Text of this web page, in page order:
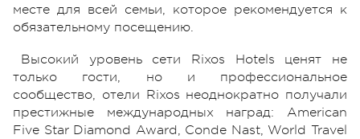
месте для всей семьи, которое рекомендуется к
обязательному посещению.
Высокий уровень сети Rixos Hotels ценят не
только гости, но и профессиональное
сообщество, отели Rixos неоднократно получали
престижные международных наград: American
Five Star Diamond Award, Conde Nast, World Travel